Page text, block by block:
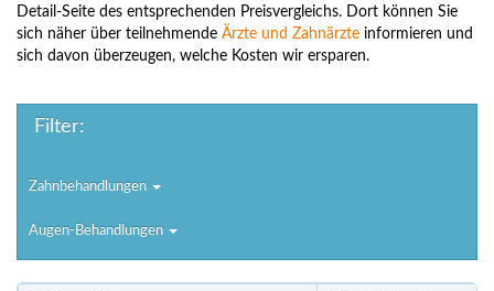
Detail-Seite des entsprechenden Preisvergleichs. Dort können Sie
sich näher über teilnehmende Ärzte und Zahnärzte informieren und
sich davon überzeugen, welche Kosten wir ersparen.
Filter:
Zahnbehandlungen
Augen-Behandlungen